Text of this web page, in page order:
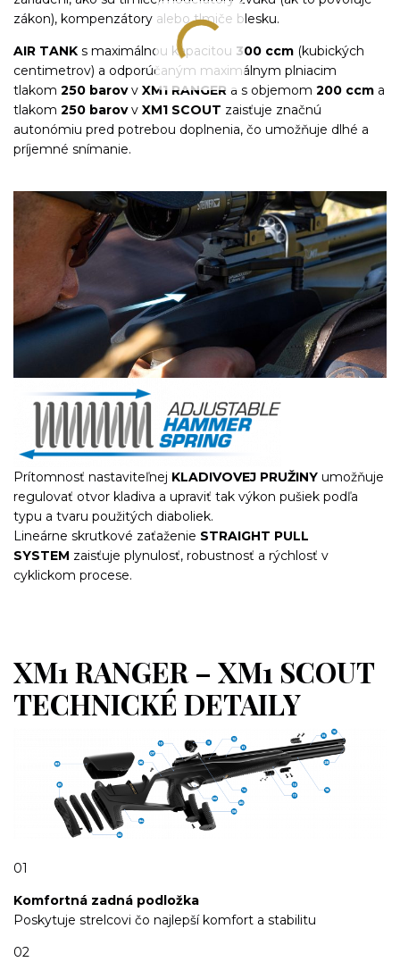
zákon), kompenzátory alebo tlmiče blesku.
AIR TANK s maximálnou kapacitou 300 ccm (kubických
centimetrov) a odporúčaným maximálnym plniacim
tlakom 250 barovv XM1 RANGER a s objemom 200 ccm a
tlakom 250 barovv XM1 SCOUT zaisťuje značnú
autonómiu pred potrebou doplnenia, čo umožňuje dlhé a
príjemné snímanie.
Prítomnosť nastaviteľnej KLADIVOVEJ PRUŽINY umožňuje
regulovať otvor kladiva a upraviť tak výkon pušiek podľa
typu a tvaru použitých diaboliek.
Lineárne skrutkové zaťaženie STRAIGHT PULL
SYSTEM zaisťuje plynulosť, robustnosť a rýchlosť v
cyklickom procese.
XM1 RANGER – XM1 SCOUT
TECHNICKÉ DETAILY
01
Komfortná zadná podložka
Poskytuje strelcovi čo najlepší komfort a stabilitu
02